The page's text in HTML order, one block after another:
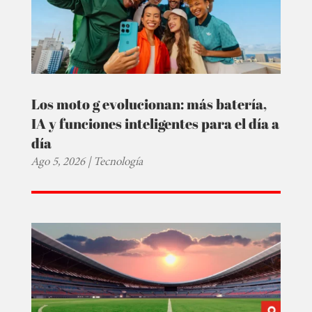
Los moto g evolucionan: más batería,
IA y funciones inteligentes para el día a
día
Ago 5, 2026|Tecnología